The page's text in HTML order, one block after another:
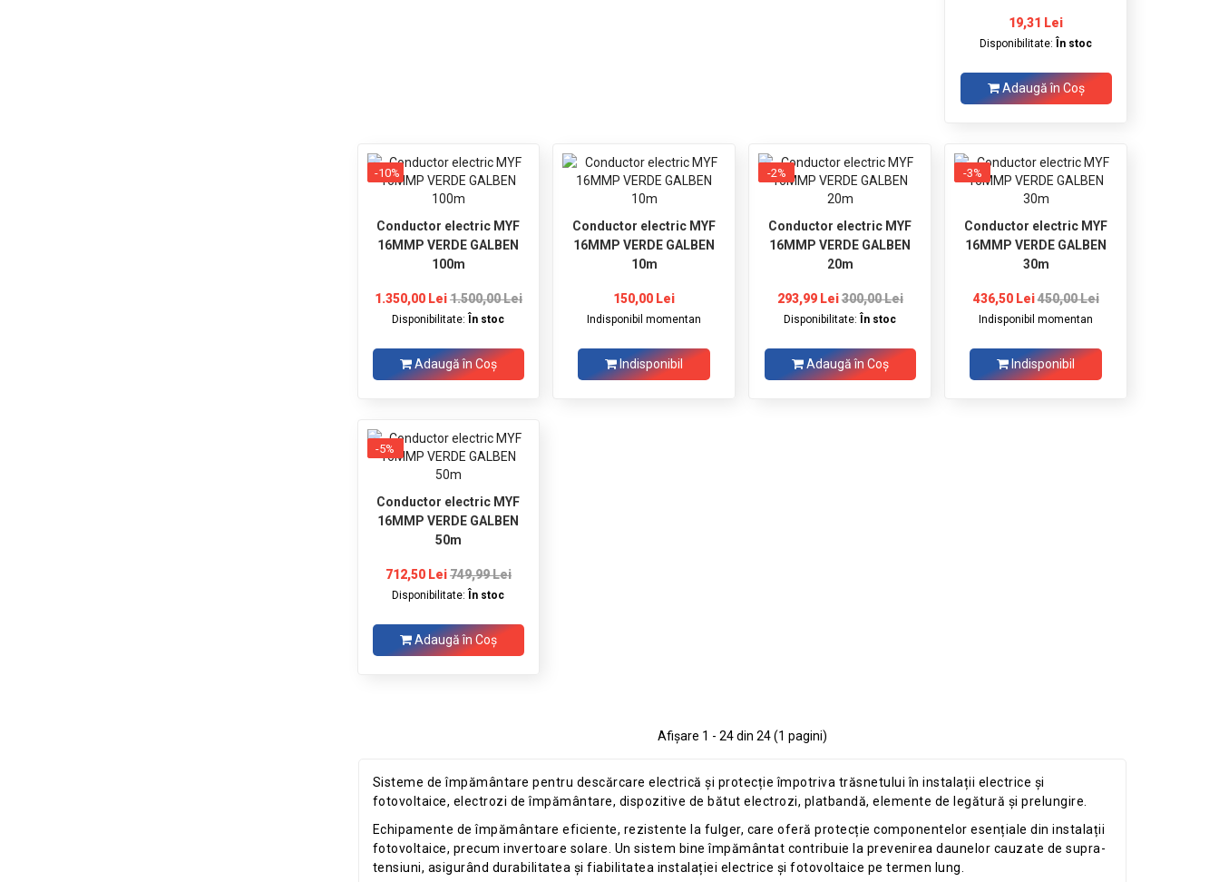
19,31 Lei
Disponibilitate: În stoc
Adaugă în Coş
-10%
Conductor electric MYF
16MMP VERDE GALBEN
100m
1.350,00 Lei1.500,00 Lei
Disponibilitate: În stoc
Adaugă în Coş
Conductor electric MYF
16MMP VERDE GALBEN
10m
150,00 Lei
Indisponibil momentan
Indisponibil
-2%
Conductor electric MYF
16MMP VERDE GALBEN
20m
293,99 Lei300,00 Lei
Disponibilitate: În stoc
Adaugă în Coş
-3%
Conductor electric MYF
16MMP VERDE GALBEN
30m
436,50 Lei450,00 Lei
Indisponibil momentan
Indisponibil
-5%
Conductor electric MYF
16MMP VERDE GALBEN
50m
712,50 Lei749,99 Lei
Disponibilitate: În stoc
Adaugă în Coş
Afişare 1 - 24 din 24 (1 pagini)
Sisteme de împământare pentru descărcare electrică și protecție împotriva trăsnetului în instalații electrice și
fotovoltaice, electrozi de împământare, dispozitive de bătut electrozi, platbandă, elemente de legătură și prelungire.
Echipamente de împământare eficiente, rezistente la fulger, care oferă protecție componentelor esențiale din instalații
fotovoltaice, precum invertoare solare. Un sistem bine împământat contribuie la prevenirea daunelor cauzate de supra-
tensiuni, asigurând durabilitatea și fiabilitatea instalației electrice și fotovoltaice pe termen lung.